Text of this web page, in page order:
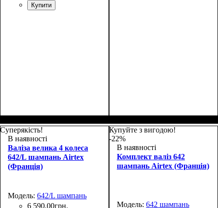
Купити
55x37x20+5
65x44x27+5
Суперякість!
В наявності
Валіза велика 4 колеса
642/L шампань Airtex
(Франція)
Модель: 642/L шампань
6 590,00грн.
Купуйте з вигодою!
-22%
В наявності
Комплект валіз 642
шампань Airtex (Франція)
Модель: 642 шампань